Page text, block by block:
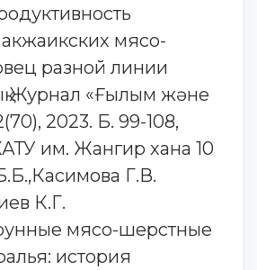
мясо-
разной линии
Журнал «Ғылым және
2023. Б. 99-108,
им. Жангир хана 10
Г.В.
К.Г.
мясо-шерстные
история